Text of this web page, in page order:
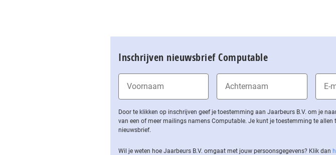
Inschrijven nieuwsbrief Computable
Door te klikken op inschrijven geef je toestemming aan Jaarbeurs B.V. om je
van een of meer mailings namens Computable. Je kunt je toestemming te
nieuwsbrief.
Wil je weten hoe Jaarbeurs B.V. omgaat met jouw per­soons­ge­ge­vens? Klik dan